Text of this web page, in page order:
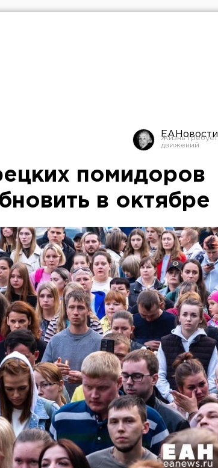
ЕАНовости
помидоров
в октябре